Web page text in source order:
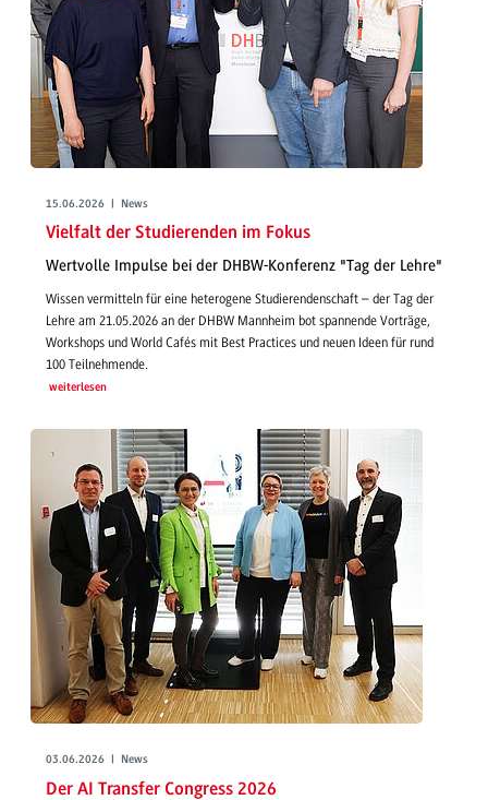
15.06.2026 | News
Vielfalt der Studierenden im Fokus
Wertvolle Impulse bei der DHBW-Konferenz "Tag der Lehre"
Wissen vermitteln für eine heterogene Studierendenschaft – der Tag der
Lehre am 21.05.2026 an der DHBW Mannheim bot spannende Vorträge,
Workshops und World Cafés mit Best Practices und neuen Ideen für rund
100 Teilnehmende.
weiterlesen
03.06.2026 | News
Der AI Transfer Congress 2026